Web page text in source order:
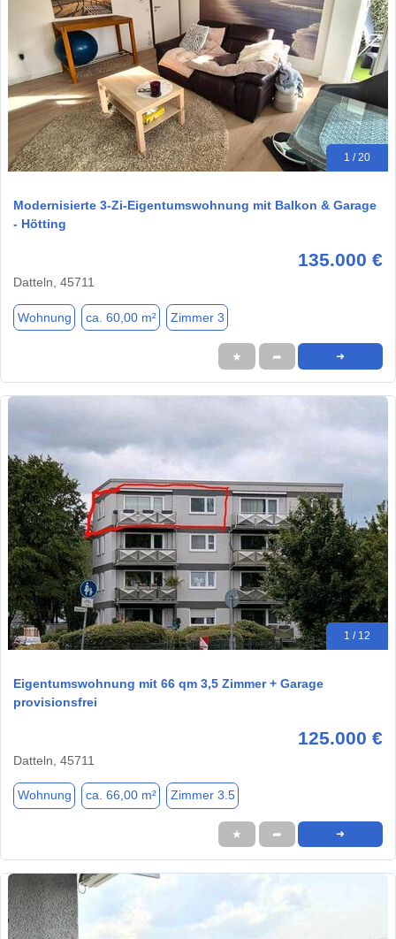
1 / 20
Modernisierte 3-Zi-Eigentumswohnung mit Balkon & Garage
- Hötting
135.000 €
Datteln, 45711
Wohnung ca. 60,00 m² Zimmer 3
★ ➦ ➜
1 / 12
Eigentumswohnung mit 66 qm 3,5 Zimmer + Garage
provisionsfrei
125.000 €
Datteln, 45711
Wohnung ca. 66,00 m² Zimmer 3.5
★ ➦ ➜